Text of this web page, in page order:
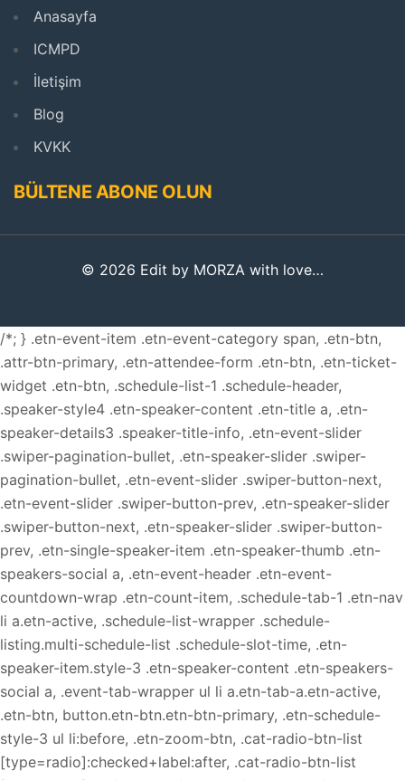
Anasayfa
ICMPD
İletişim
Blog
KVKK
BÜLTENE ABONE OLUN
© 2026 Edit by MORZA with love…
/*; } .etn-event-item .etn-event-category span, .etn-btn,
.attr-btn-primary, .etn-attendee-form .etn-btn, .etn-ticket-
widget .etn-btn, .schedule-list-1 .schedule-header,
.speaker-style4 .etn-speaker-content .etn-title a, .etn-
speaker-details3 .speaker-title-info, .etn-event-slider
.swiper-pagination-bullet, .etn-speaker-slider .swiper-
pagination-bullet, .etn-event-slider .swiper-button-next,
.etn-event-slider .swiper-button-prev, .etn-speaker-slider
.swiper-button-next, .etn-speaker-slider .swiper-button-
prev, .etn-single-speaker-item .etn-speaker-thumb .etn-
speakers-social a, .etn-event-header .etn-event-
countdown-wrap .etn-count-item, .schedule-tab-1 .etn-nav
li a.etn-active, .schedule-list-wrapper .schedule-
listing.multi-schedule-list .schedule-slot-time, .etn-
speaker-item.style-3 .etn-speaker-content .etn-speakers-
social a, .event-tab-wrapper ul li a.etn-tab-a.etn-active,
.etn-btn, button.etn-btn.etn-btn-primary, .etn-schedule-
style-3 ul li:before, .etn-zoom-btn, .cat-radio-btn-list
[type=radio]:checked+label:after, .cat-radio-btn-list